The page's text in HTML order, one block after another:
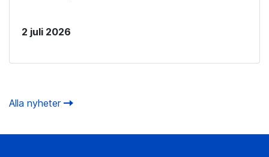
2 juli 2026
Alla nyheter